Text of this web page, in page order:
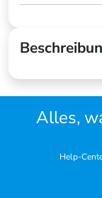
Alles,
Help-